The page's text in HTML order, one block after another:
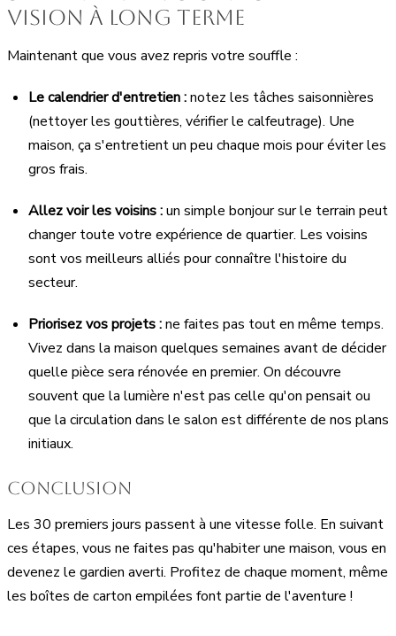
vision à long terme
Maintenant que vous avez repris votre souffle :
Le calendrier d'entretien :notez les tâches saisonnières
(nettoyer les gouttières, vérifier le calfeutrage). Une
maison, ça s'entretient un peu chaque mois pour éviter les
gros frais.
Allez voir les voisins :un simple bonjour sur le terrain peut
changer toute votre expérience de quartier. Les voisins
sont vos meilleurs alliés pour connaître l'histoire du
secteur.
Priorisez vos projets :ne faites pas tout en même temps.
Vivez dans la maison quelques semaines avant de décider
quelle pièce sera rénovée en premier. On découvre
souvent que la lumière n'est pas celle qu'on pensait ou
que la circulation dans le salon est différente de nos plans
initiaux.
Conclusion
Les 30 premiers jours passent à une vitesse folle. En suivant
ces étapes, vous ne faites pas qu'habiter une maison, vous en
devenez le gardien averti. Profitez de chaque moment, même
les boîtes de carton empilées font partie de l'aventure !